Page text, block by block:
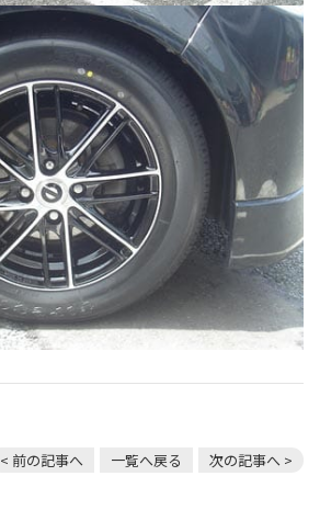
< 前の記事へ 一覧へ戻る 次の記事へ >